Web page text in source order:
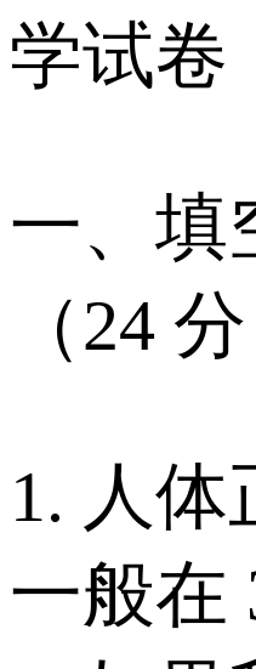
学试卷
一、填
（24 分
1. 人体
一般在